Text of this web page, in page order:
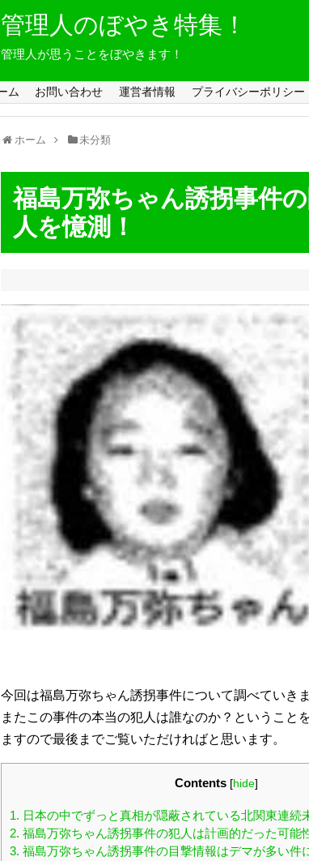
管理人のぼやき特集！
管理人が思うことをぼやきます！
ム お問い合わせ 運営者情報 プライバシーポリシー
ホーム 未分類
福島万弥ちゃん誘拐事件
人を憶測！
今回は福島万弥ちゃん誘拐事件について調べていき
またこの事件の本当の犯人は誰なのか？ということ
ますので最後までご覧いただければと思います。
Contents [hide]
1. 日本の中でずっと真相が隠蔽されている北関東連続
2. 福島万弥ちゃん誘拐事件の犯人は計画的だった可能
3. 福島万弥ちゃん誘拐事件の目撃情報はデマが多い件